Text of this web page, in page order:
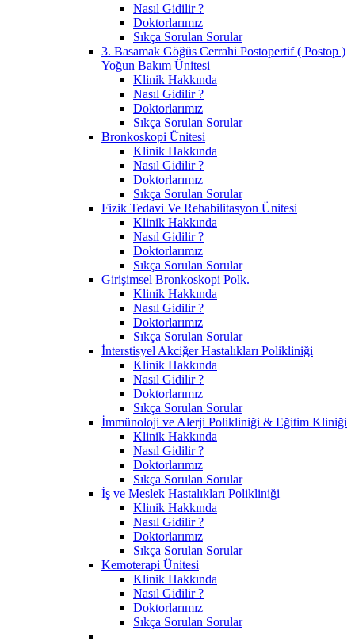
Nasıl Gidilir ?
Doktorlarımız
Sıkça Sorulan Sorular
3. Basamak Göğüs Cerrahi Postopertif ( Postop )
Yoğun Bakım Ünitesi
Klinik Hakkında
Nasıl Gidilir ?
Doktorlarımız
Sıkça Sorulan Sorular
Bronkoskopi Ünitesi
Klinik Hakkında
Nasıl Gidilir ?
Doktorlarımız
Sıkça Sorulan Sorular
Fizik Tedavi Ve Rehabilitasyon Ünitesi
Klinik Hakkında
Nasıl Gidilir ?
Doktorlarımız
Sıkça Sorulan Sorular
Girişimsel Bronkoskopi Polk.
Klinik Hakkında
Nasıl Gidilir ?
Doktorlarımız
Sıkça Sorulan Sorular
İnterstisyel Akciğer Hastalıkları Polikliniği
Klinik Hakkında
Nasıl Gidilir ?
Doktorlarımız
Sıkça Sorulan Sorular
İmmünoloji ve Alerji Polikliniği & Eğitim Kliniği
Klinik Hakkında
Nasıl Gidilir ?
Doktorlarımız
Sıkça Sorulan Sorular
İş ve Meslek Hastalıkları Polikliniği
Klinik Hakkında
Nasıl Gidilir ?
Doktorlarımız
Sıkça Sorulan Sorular
Kemoterapi Ünitesi
Klinik Hakkında
Nasıl Gidilir ?
Doktorlarımız
Sıkça Sorulan Sorular